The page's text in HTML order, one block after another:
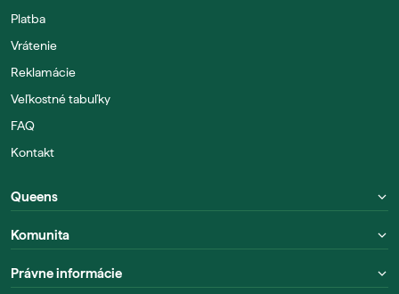
Platba
Vrátenie
Reklamácie
Veľkostné tabuľky
FAQ
Kontakt
Queens
Komunita
Právne informácie